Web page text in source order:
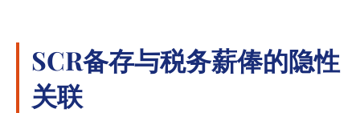
SCR备存与税务薪俸的隐性
关联